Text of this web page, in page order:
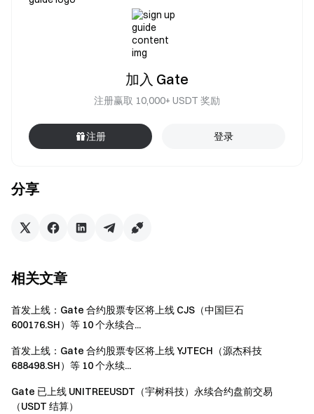
HOOLI 现货交易：Gate App -【交易】-【现货】-【左上角
HOOLI 闪兑交易：Gate App -【交易】-【闪兑】-【选择
2026 年 5 月 15 日
加密货币之门
立即行动
关注官方渠道
下载 Gate App | 电脑端
关注 X (Twitter)，获取最新福利
加入 Telegram 社群，讨论热点话题
进入全球社区，获取最新资讯
透明度保障
查看 100% 储备金证明
分享
加入 Gate
注册赢取 10,000+ USDT 奖励
注册 登录
相关文章
首发上线：Gate 合约股票专区将上线 CJS（中国巨石
600176.SH）等 10 个永续合...
首发上线：Gate 合约股票专区将上线 YJTECH（源杰科技
688498.SH）等 10 个永续...
Gate 已上线 UNITREEUSDT（宇树科技）永续合约盘前交易
（USDT 结算）